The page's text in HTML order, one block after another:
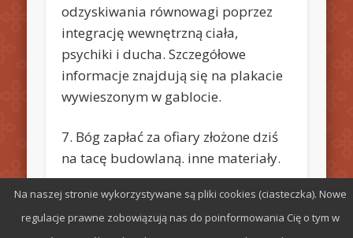
odzyskiwania równowagi poprzez
integrację wewnętrzną ciała,
psychiki i ducha. Szczegółowe
informacje znajdują się na plakacie
wywieszonym w gablocie.
7. Bóg zapłać za ofiary złożone dziś
na tacę budowlaną. inne materiały.
8. GN, bezpłatne „Dobre Nowiny”
Na naszej stronie wykorzystywane są pliki cookies (ciasteczka). Nowe
regulacje prawne zobowiązują nas do poinformowania Cię o tym w